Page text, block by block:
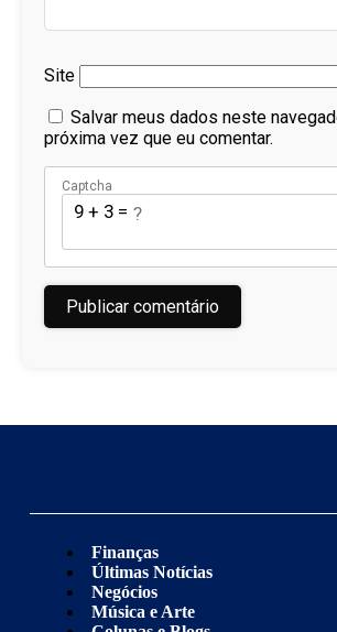
Site
Salvar meus dados neste
próxima vez que eu comentar.
Captcha
9 + 3 = ?
Finanças
Últimas Notícias
Negócios
Música e Arte